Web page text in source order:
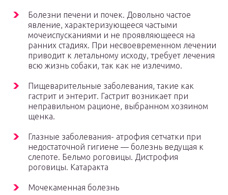
Болезни печени и почек. Довольно частое
явление, характеризующееся частыми
мочеиспусканиями и не проявляющееся на
ранних стадиях. При несвоевременном лечении
приводит к летальному исходу, требует лечения
всю жизнь собаки, так как не излечимо.
Пищеварительные заболевания, такие как
гастрит и энтерит. Гастрит возникает при
неправильном рационе, выбранном хозяином
щенка.
Глазные заболевания- атрофия сетчатки при
недостаточной гигиене — болезнь ведущая к
слепоте. Бельмо роговицы. Дистрофия
роговицы. Катаракта
Мочекаменная болезнь